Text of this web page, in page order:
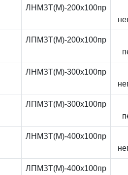
ЛНМЗТ(М)-200x100пр
ЛПМЗТ(М)-200x100пр
ЛНМЗТ(М)-300x100пр
ЛПМЗТ(М)-300x100пр
ЛНМЗТ(М)-400x100пр
ЛПМЗТ(М)-400x100пр